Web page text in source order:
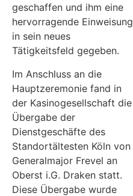
geschaffen und ihm eine
hervorragende Einweisung
in sein neues
Tätigkeitsfeld gegeben.
Im Anschluss an die
Hauptzeremonie fand in
der Kasinogesellschaft die
Übergabe der
Dienstgeschäfte des
Standortältesten Köln von
Generalmajor Frevel an
Oberst i.G. Draken statt.
Diese Übergabe wurde